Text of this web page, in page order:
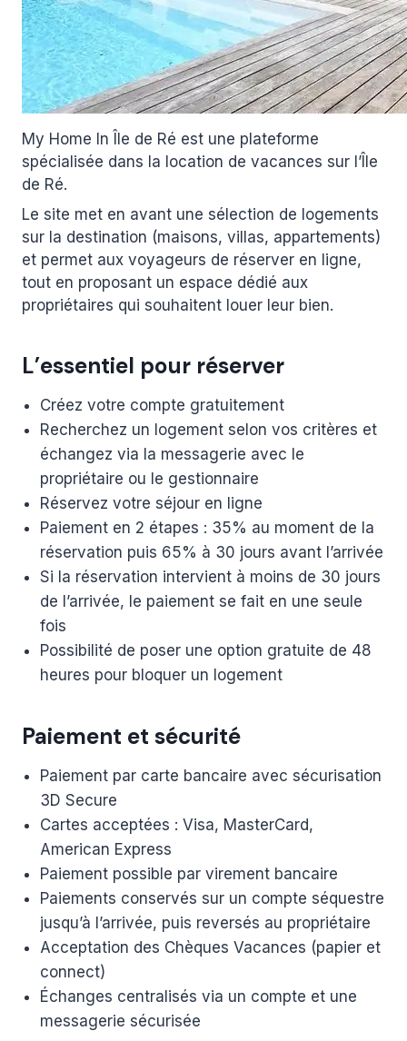
My Home In Île de Ré est une plateforme
spécialisée dans la location de vacances sur l’Île
de Ré.
Le site met en avant une sélection de logements
sur la destination (maisons, villas, appartements)
et permet aux voyageurs de réserver en ligne,
tout en proposant un espace dédié aux
propriétaires qui souhaitent louer leur bien.
L’essentiel pour réserver
Créez votre compte gratuitement
Recherchez un logement selon vos critères et
échangez via la messagerie avec le
propriétaire ou le gestionnaire
Réservez votre séjour en ligne
Paiement en 2 étapes : 35% au moment de la
réservation puis 65% à 30 jours avant l’arrivée
Si la réservation intervient à moins de 30 jours
de l’arrivée, le paiement se fait en une seule
fois
Possibilité de poser une option gratuite de 48
heures pour bloquer un logement
Paiement et sécurité
Paiement par carte bancaire avec sécurisation
3D Secure
Cartes acceptées : Visa, MasterCard,
American Express
Paiement possible par virement bancaire
Paiements conservés sur un compte séquestre
jusqu’à l’arrivée, puis reversés au propriétaire
Acceptation des Chèques Vacances (papier et
connect)
Échanges centralisés via un compte et une
messagerie sécurisée